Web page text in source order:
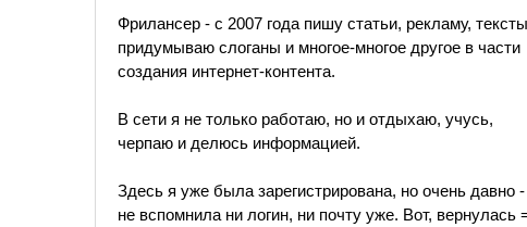
Фрилансер - с 2007 года пишу статьи, рекламу,
придумываю слоганы и многое-многое другое в части
создания интернет-контента.
В сети я не только работаю, но и отдыхаю, учусь,
черпаю и делюсь информацией.
Здесь я уже была зарегистрирована, но очень давно -
не вспомнила ни логин, ни почту уже. Вот, вернулась